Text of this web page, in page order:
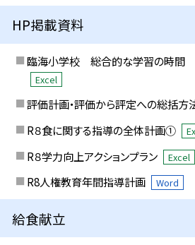
HP掲載資料
臨海小学校 総合的な学習の時間
Excel
評価計画・評価から評定への総括方
R８食に関する指導の全体計画①
R８学力向上アクションプラン Excel
R8人権教育年間指導計画 Word
給食献立